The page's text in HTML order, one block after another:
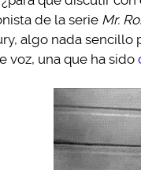
de la serie Mr.
algo nada sencillo
voz, una que ha sido